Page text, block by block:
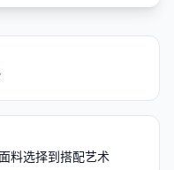
料选择到搭配艺术